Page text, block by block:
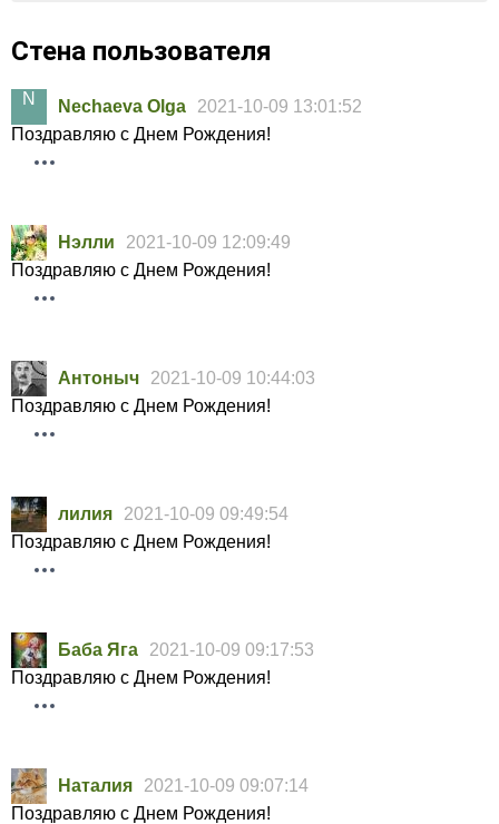
Стена пользователя
Nechaeva Olga
2021-10-09 13:01:52
Поздравляю с Днем Рождения!
Нэлли
2021-10-09 12:09:49
Поздравляю с Днем Рождения!
Антоныч
2021-10-09 10:44:03
Поздравляю с Днем Рождения!
лилия
2021-10-09 09:49:54
Поздравляю с Днем Рождения!
Баба Яга
2021-10-09 09:17:53
Поздравляю с Днем Рождения!
Наталия
2021-10-09 09:07:14
Поздравляю с Днем Рождения!